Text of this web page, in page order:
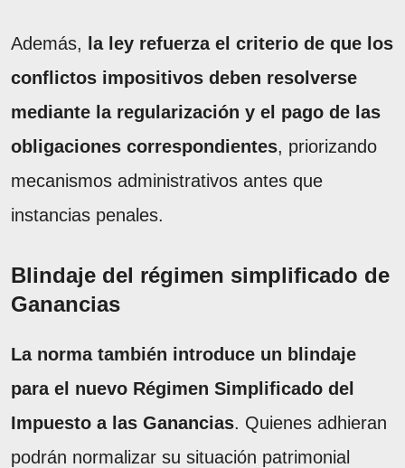
Además, la ley refuerza el criterio de que los
conflictos impositivos deben resolverse
mediante la regularización y el pago de las
obligaciones correspondientes, priorizando
mecanismos administrativos antes que
instancias penales.
Blindaje del régimen simplificado de
Ganancias
La norma también introduce un blindaje
para el nuevo Régimen Simplificado del
Impuesto a las Ganancias. Quienes adhieran
podrán normalizar su situación patrimonial